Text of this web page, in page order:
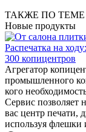
ТАКЖЕ ПО ТЕМЕ
Новые продукты
Распечатка на
300 копицентров
Агрегатор
промышленного
кого
Сервис позволяет
вас центр печати,
используя флешки